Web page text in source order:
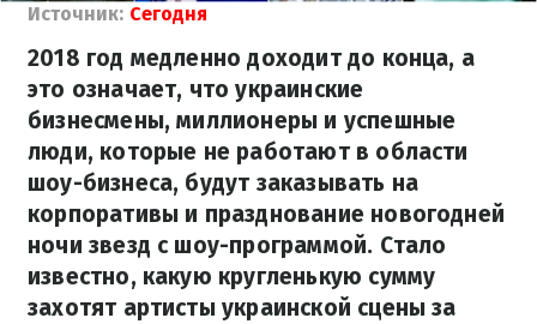
Источник: Сегодня
2018 год медленно доходит до конца, а
это означает, что украинские
бизнесмены, миллионеры и успешные
люди, которые не работают в области
шоу-бизнеса, будут заказывать на
корпоративы и празднование новогодней
ночи звезд с шоу-программой. Стало
известно, какую кругленькую сумму
захотят артисты украинской сцены за